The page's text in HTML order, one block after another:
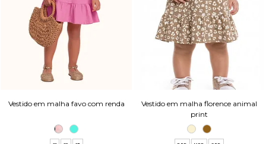
Vestido em malha favo com renda
Vestido em malha florence animal
print